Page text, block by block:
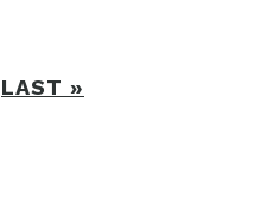
VOLGENDE
LAST »